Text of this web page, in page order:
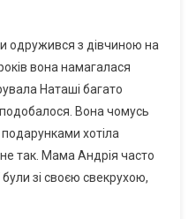
одружився з дівчиною на
вона намагалася
Наташі багато
подобалося. Вона чомусь
хотіла
так. Мама Андрія часто
були зі своєю свекрухою,